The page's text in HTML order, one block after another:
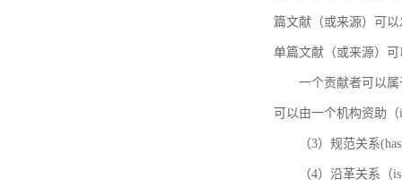
篇文献（或来源）可
单篇文献（或来源）可
一个贡献者可以
可以由一个机构资助（
（3）规范关系
（4）沿革关系